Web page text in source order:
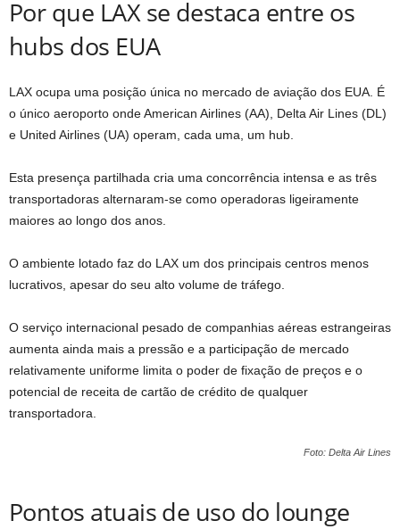
Por que LAX se destaca entre os
hubs dos EUA
LAX ocupa uma posição única no mercado de aviação dos EUA. É
o único aeroporto onde American Airlines (AA), Delta Air Lines (DL)
e United Airlines (UA) operam, cada uma, um hub.
Esta presença partilhada cria uma concorrência intensa e as três
transportadoras alternaram-se como operadoras ligeiramente
maiores ao longo dos anos.
O ambiente lotado faz do LAX um dos principais centros menos
lucrativos, apesar do seu alto volume de tráfego.
O serviço internacional pesado de companhias aéreas estrangeiras
aumenta ainda mais a pressão e a participação de mercado
relativamente uniforme limita o poder de fixação de preços e o
potencial de receita de cartão de crédito de qualquer
transportadora.
Foto: Delta Air Lines
Pontos atuais de uso do lounge